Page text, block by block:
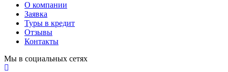
О компании
Заявка
Туры в кредит
Отзывы
Контакты
Мы в социальных сетях